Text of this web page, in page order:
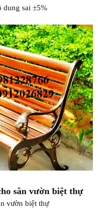
dung sai ±5%
sân vườn biệt thự
vườn biệt thự